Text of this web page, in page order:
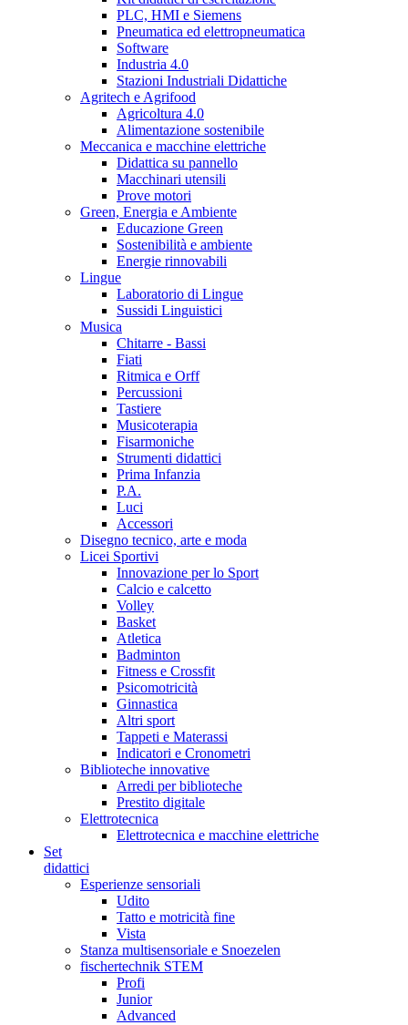
PLC, HMI e Siemens
Pneumatica ed elettropneumatica
Software
Industria 4.0
Stazioni Industriali Didattiche
Agritech e Agrifood
Agricoltura 4.0
Alimentazione sostenibile
Meccanica e macchine elettriche
Didattica su pannello
Macchinari utensili
Prove motori
Green, Energia e Ambiente
Educazione Green
Sostenibilità e ambiente
Energie rinnovabili
Lingue
Laboratorio di Lingue
Sussidi Linguistici
Musica
Chitarre - Bassi
Fiati
Ritmica e Orff
Percussioni
Tastiere
Musicoterapia
Fisarmoniche
Strumenti didattici
Prima Infanzia
P.A.
Luci
Accessori
Disegno tecnico, arte e moda
Licei Sportivi
Innovazione per lo Sport
Calcio e calcetto
Volley
Basket
Atletica
Badminton
Fitness e Crossfit
Psicomotricità
Ginnastica
Altri sport
Tappeti e Materassi
Indicatori e Cronometri
Biblioteche innovative
Arredi per biblioteche
Prestito digitale
Elettrotecnica
Elettrotecnica e macchine elettriche
Set
didattici
Esperienze sensoriali
Udito
Tatto e motricità fine
Vista
Stanza multisensoriale e Snoezelen
fischertechnik STEM
Profi
Junior
Advanced